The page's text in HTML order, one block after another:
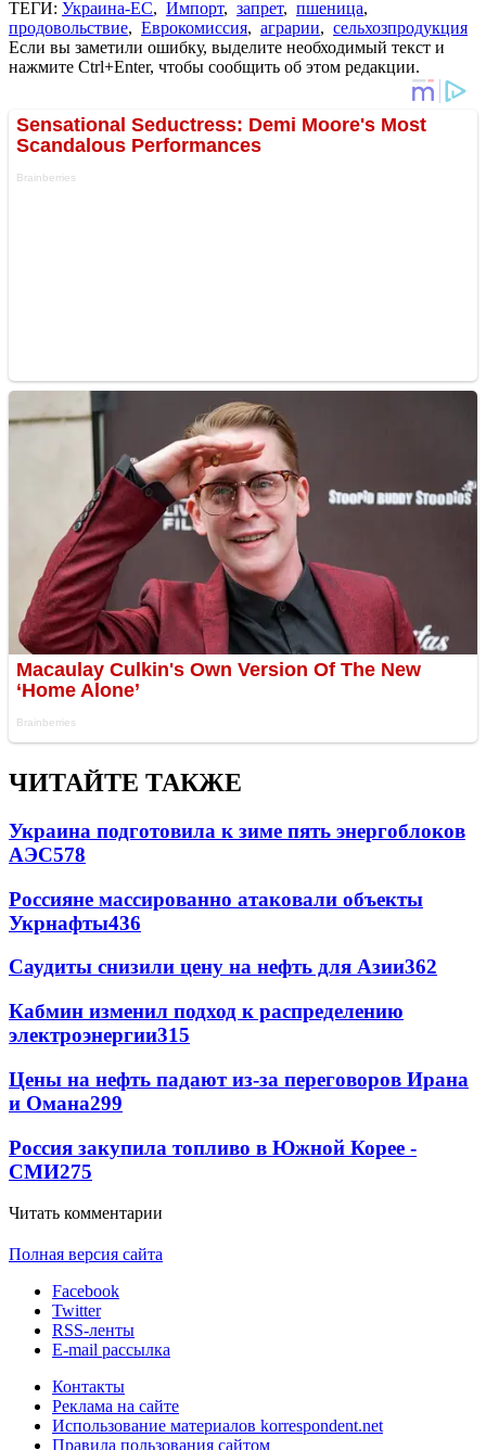
ТЕГИ: Украина-ЕС, Импорт, запрет, пшеница,
продовольствие, Еврокомиссия, аграрии, сельхозпродукция
Если вы заметили ошибку, выделите необходимый текст и
нажмите Ctrl+Enter, чтобы сообщить об этом редакции.
ЧИТАЙТЕ ТАКЖЕ
Украина подготовила к зиме пять энергоблоков
АЭС578
Россияне массированно атаковали объекты
Укрнафты436
Саудиты снизили цену на нефть для Азии362
Кабмин изменил подход к распределению
электроэнергии315
Цены на нефть падают из-за переговоров Ирана
и Омана299
Россия закупила топливо в Южной Корее -
СМИ275
Читать комментарии
Полная версия сайта
Facebook
Twitter
RSS-ленты
E-mail рассылка
Контакты
Реклама на сайте
Использование материалов korrespondent.net
Правила пользования сайтом